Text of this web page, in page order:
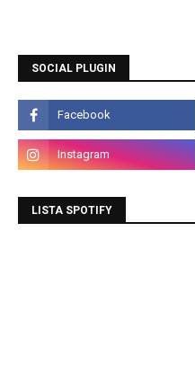
SOCIAL PLUGIN
LISTA SPOTIFY